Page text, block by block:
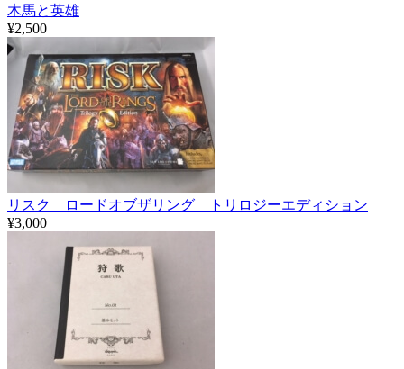
木馬と英雄
¥2,500
リスク ロードオブザリング トリロジーエディション
¥3,000